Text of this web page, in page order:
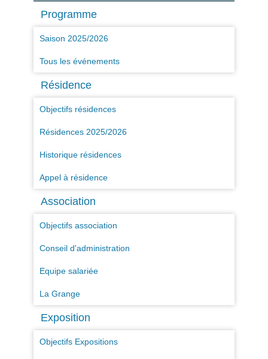
Programme
Saison 2025/2026
Tous les événements
Résidence
Objectifs résidences
Résidences 2025/2026
Historique résidences
Appel à résidence
Association
Objectifs association
Conseil d'administration
Equipe salariée
La Grange
Exposition
Objectifs Expositions